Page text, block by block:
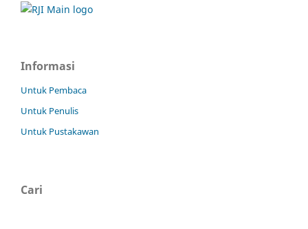
Informasi
Untuk Pembaca
Untuk Penulis
Untuk Pustakawan
Cari